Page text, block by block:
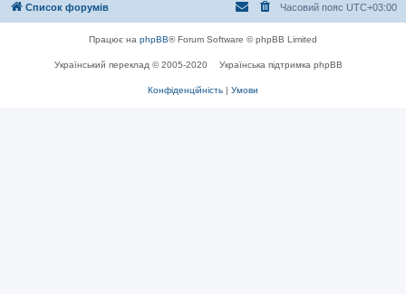
Список форумів Часовий пояс UTC+03:00
Працює на phpBB® Forum Software © phpBB Limited
Український переклад © 2005-2020 Українська підтримка phpBB
Конфіденційність | Умови